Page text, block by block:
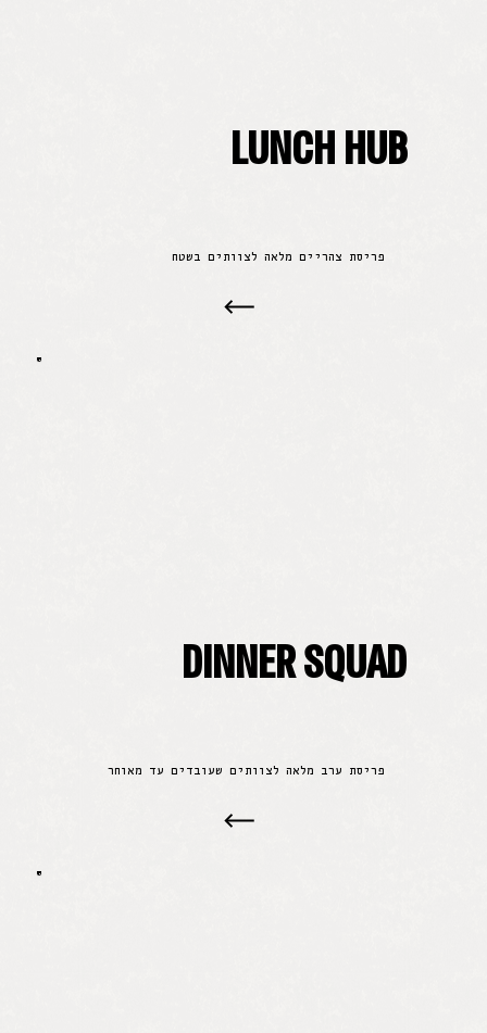
LUNCH HUB
פריסת צהריים מלאה לצוותים בשטח
DINNER SQUAD
פריסת ערב מלאה לצוותים שעובדים עד מאוחר